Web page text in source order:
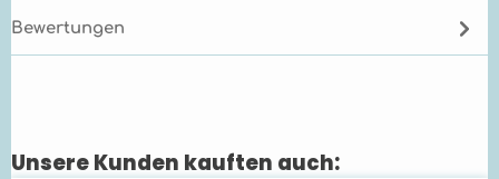
Bewertungen
Produktgalerie überspringen
Unsere Kunden kauften auch: